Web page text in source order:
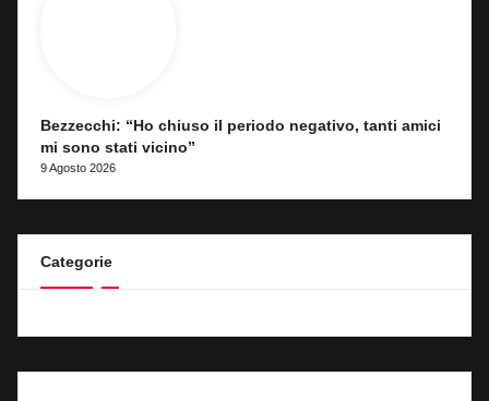
Bezzecchi: “Ho chiuso il periodo negativo, tanti amici
mi sono stati vicino”
9 Agosto 2026
Categorie